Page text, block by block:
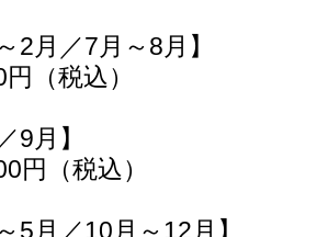
2月／7月～8月】
（税込）
9月】
円（税込）
5月／10月～12月】